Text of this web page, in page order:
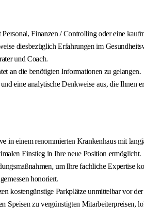
Finanzen / Controlling oder eine
diesbezüglich Erfahrungen im
und Coach.
an die benötigten Informationen zu gelangen.
eine analytische Denkweise aus, die Ihnen
in einem renommierten Krankenhaus mit
Einstieg in Ihre neue Position ermöglicht.
um Ihre fachliche Expertise
honoriert.
kostengünstige Parkplätze unmittelbar vor
Speisen zu vergünstigten